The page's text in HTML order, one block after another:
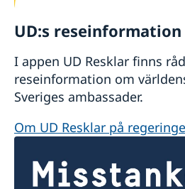
UD:s
I appen UD Resklar finns
reseinformation om
Sveriges ambassader.
Om UD Resklar på